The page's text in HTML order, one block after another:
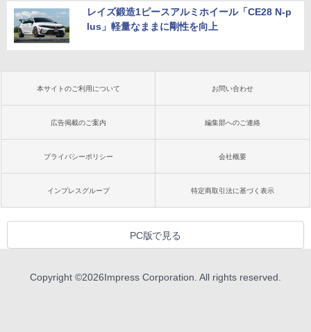
レイズ鍛造1ピースアルミホイール「CE28 N-p
lus」軽量なままに剛性を向上
本サイトのご利用について お問い合わせ
広告掲載のご案内 編集部へのご連絡
プライバシーポリシー 会社概要
インプレスグループ 特定商取引法に基づく表示
PC版で見る
Copyright ©2026Impress Corporation. All rights reserved.